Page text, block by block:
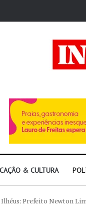
& CULTURA
Ilhéus: Prefeito Newton